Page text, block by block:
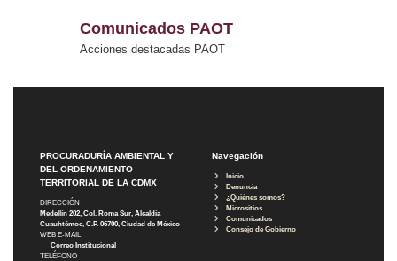
Comunicados PAOT
Acciones destacadas PAOT
PROCURADURÍA AMBIENTAL Y
DEL ORDENAMIENTO
TERRITORIAL DE LA CDMX
DIRECCIÓN
Medellín 202, Col. Roma Sur, Alcaldía
Cuauhtémoc, C.P. 06700, Ciudad de México
WEB E-MAIL
Correo Institucional
TELÉFONO
Navegación
Inicio
Denuncia
¿Quiénes somos?
Micrositios
Comunicados
Consejo de Gobierno